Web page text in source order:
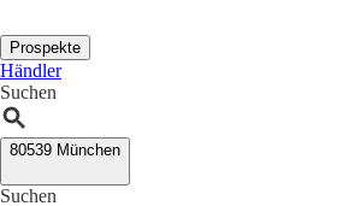
Prospekte
Händler
Suchen
80539 München
Suchen